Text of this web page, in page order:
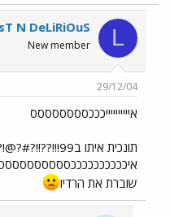
L
N DeLiRiOuS
New member
29/12/04
אייייייייייכככסססססססס
תונכית איתו
שוברת את הרדיו